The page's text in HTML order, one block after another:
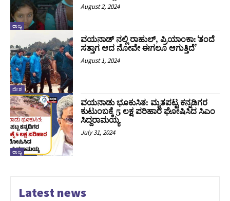
ರಾಜ್ಯ
August 2, 2024
ದೇಶ
ವಯನಾಡ್ ನಲ್ಲಿ ರಾಹುಲ್‌, ಪ್ರಿಯಾಂಕಾ: ʻತಂದೆ
ಸತ್ತಾಗ ಆದ ನೋವೇ ಈಗಲೂ ಆಗುತ್ತಿದೆ’
August 1, 2024
ರಾಜ್ಯ
ವಯನಾಡು ಭೂಕುಸಿತ: ಮೃತಪಟ್ಟ ಕನ್ನಡಿಗರ
ಕುಟುಂಬಕ್ಕೆ 5 ಲಕ್ಷ ಪರಿಹಾರ ಘೋಷಿಸಿದ ಸಿಎಂ
ಸಿದ್ದರಾಮಯ್ಯ
July 31, 2024
Latest news